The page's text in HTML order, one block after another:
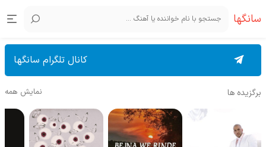
سانگها
کانال تلگرام سانگها
برگزیده ها نمایش همه